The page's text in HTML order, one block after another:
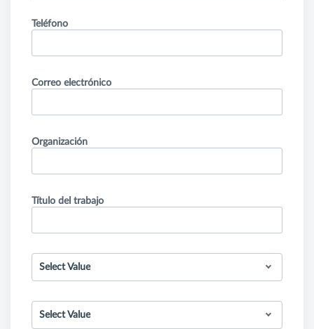
Teléfono
Correo electrónico
Organización
Título del trabajo
Select Value
Select Value